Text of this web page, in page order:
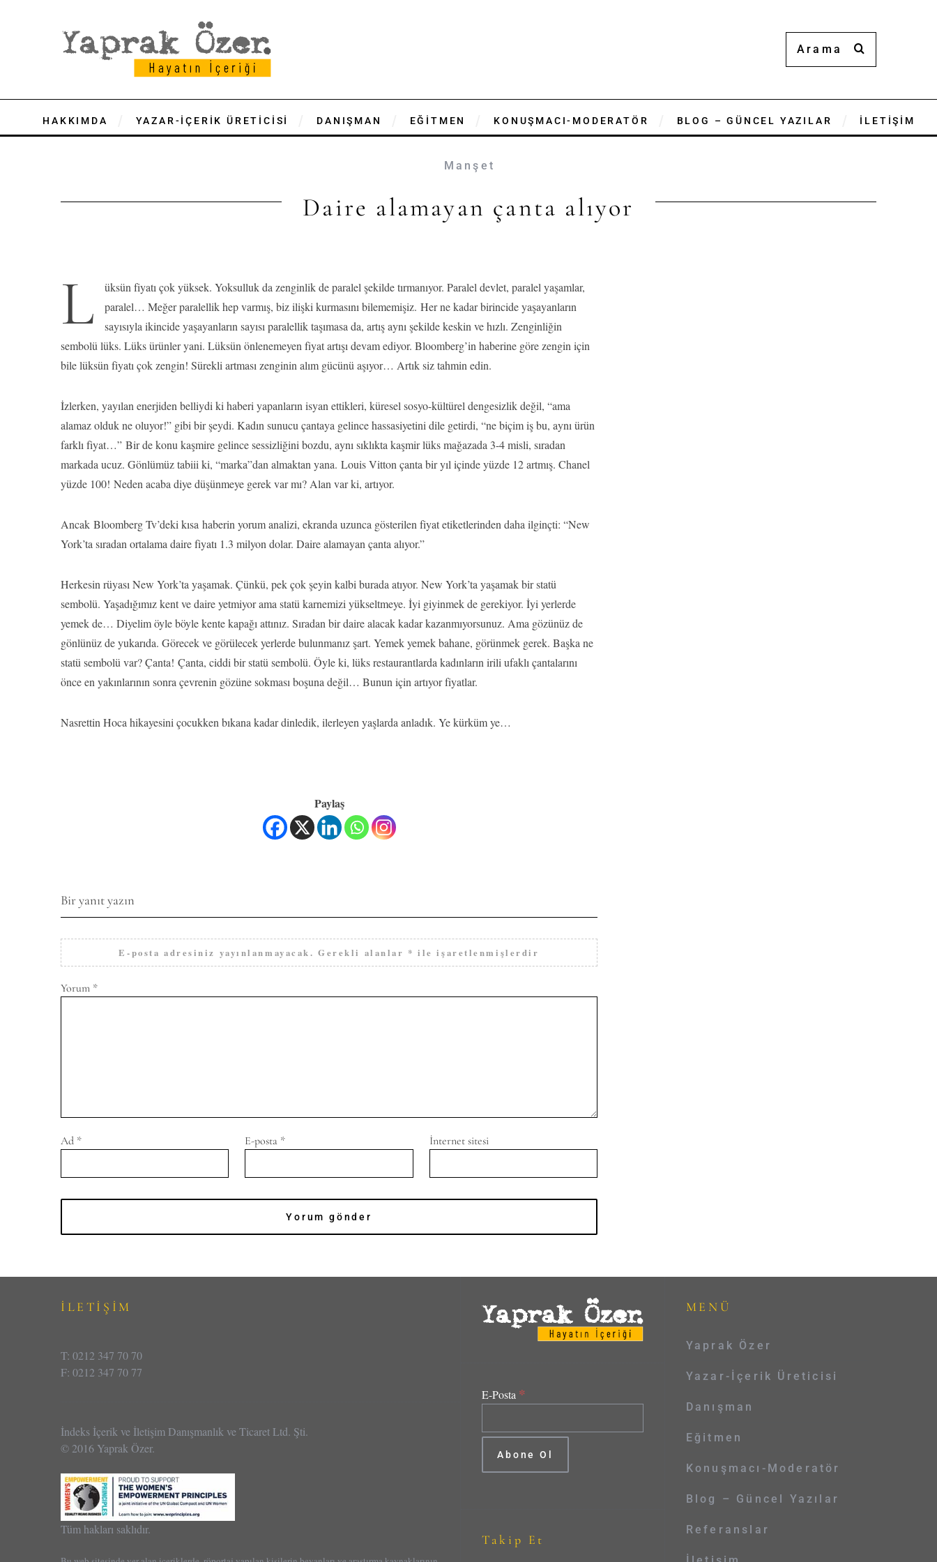
HAKKIMDA YAZAR-İÇERİK ÜRETİCİSİ DANIŞMAN EĞİTMEN KONUŞMACI-MODERATÖR BLOG – GÜNCEL YAZILAR İLETİŞİM
Manşet
Daire alamayan çanta alıyor
L
üksün fiyatı çok yüksek. Yoksulluk da zenginlik de paralel şekilde tırmanıyor. Paralel devlet, paralel yaşamlar,
paralel… Meğer paralellik hep varmış, biz ilişki kurmasını bilememişiz. Her ne kadar birincide yaşayanların
sayısıyla ikincide yaşayanların sayısı paralellik taşımasa da, artış aynı şekilde keskin ve hızlı. Zenginliğin
sembolü lüks. Lüks ürünler yani. Lüksün önlenemeyen fiyat artışı devam ediyor. Bloomberg’in haberine göre zengin için
bile lüksün fiyatı çok zengin! Sürekli artması zenginin alım gücünü aşıyor… Artık siz tahmin edin.
İzlerken, yayılan enerjiden belliydi ki haberi yapanların isyan ettikleri, küresel sosyo-kültürel dengesizlik değil, “ama
alamaz olduk ne oluyor!” gibi bir şeydi. Kadın sunucu çantaya gelince hassasiyetini dile getirdi, “ne biçim iş bu, aynı ürün
farklı fiyat…” Bir de konu kaşmire gelince sessizliğini bozdu, aynı sıklıkta kaşmir lüks mağazada 3-4 misli, sıradan
markada ucuz. Gönlümüz tabiii ki, “marka”dan almaktan yana. Louis Vitton çanta bir yıl içinde yüzde 12 artmış. Chanel
yüzde 100! Neden acaba diye düşünmeye gerek var mı? Alan var ki, artıyor.
Ancak Bloomberg Tv’deki kısa haberin yorum analizi, ekranda uzunca gösterilen fiyat etiketlerinden daha ilginçti: “New
York’ta sıradan ortalama daire fiyatı 1.3 milyon dolar. Daire alamayan çanta alıyor.”
Herkesin rüyası New York’ta yaşamak. Çünkü, pek çok şeyin kalbi burada atıyor. New York’ta yaşamak bir statü
sembolü. Yaşadığımız kent ve daire yetmiyor ama statü karnemizi yükseltmeye. İyi giyinmek de gerekiyor. İyi yerlerde
yemek de… Diyelim öyle böyle kente kapağı attınız. Sıradan bir daire alacak kadar kazanmıyorsunuz. Ama gözünüz de
gönlünüz de yukarıda. Görecek ve görülecek yerlerde bulunmanız şart. Yemek yemek bahane, görünmek gerek. Başka ne
statü sembolü var? Çanta! Çanta, ciddi bir statü sembolü. Öyle ki, lüks restaurantlarda kadınların irili ufaklı çantalarını
önce en yakınlarının sonra çevrenin gözüne sokması boşuna değil… Bunun için artıyor fiyatlar.
Nasrettin Hoca hikayesini çocukken bıkana kadar dinledik, ilerleyen yaşlarda anladık. Ye kürküm ye…
Paylaş
Bir yanıt yazın
E-posta adresiniz yayınlanmayacak. Gerekli alanlar * ile işaretlenmişlerdir
Yorum *
Ad * E-posta * İnternet sitesi
İLETİŞİM
T: 0212 347 70 70
F: 0212 347 70 77
İndeks İçerik ve İletişim Danışmanlık ve Ticaret Ltd. Şti.
© 2016 Yaprak Özer.
Tüm hakları saklıdır.
E-Posta *
Takip Et
MENÜ
Yaprak Özer
Yazar-İçerik Üreticisi
Danışman
Eğitmen
Konuşmacı-Moderatör
Blog – Güncel Yazılar
Referanslar